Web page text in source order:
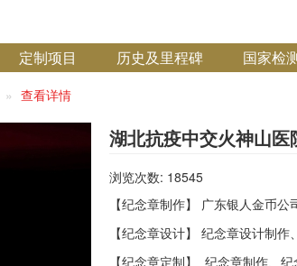
定制项目 历史及里程碑 国家检
查看详情
湖北抗疫中交火神山医
浏览次数: 18545
【纪念章制作】 广东银人金币
【纪念章设计】 纪念章设计制
【纪念章定制】 纪念章制作、纪